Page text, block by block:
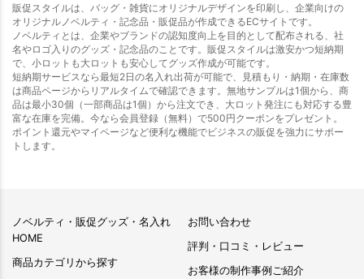
販促スタイルは、バッグ・雑貨にオリジナルデザインを印刷し、企業向けの
オリジナルノベルティ・記念品・販促品が作成できるECサイトです。
ノベルティとは、企業やブランドの認知度向上を目的として配布される、社
名やロゴ入りのグッズ・記念品のことです。販促スタイルは激安かつ短納期
で、小ロットも大ロットも安心してグッズ作成が可能です。
短納期サービスなら最短2日の名入れ出荷が可能で、見積もり・納期・在庫数
は商品ページからリアルタイムで確認できます。無地サンプルは1個から、商
品は最小30個（一部商品は1個）から注文でき、大ロット発注にも対応する豊
富な在庫を完備。今なら会員登録（無料）で500円クーポンをプレゼント。
ポイント還元やマイページなど便利な機能でビジネスの販促を強力にサポー
トします。
ノベルティ・販促グッズ・名入れ
HOME
商品カテゴリから探す
お問い合わせ
評判・口コミ・レビュー
お客様の制作事例ご紹介